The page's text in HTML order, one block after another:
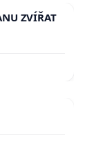
ZVÍŘAT